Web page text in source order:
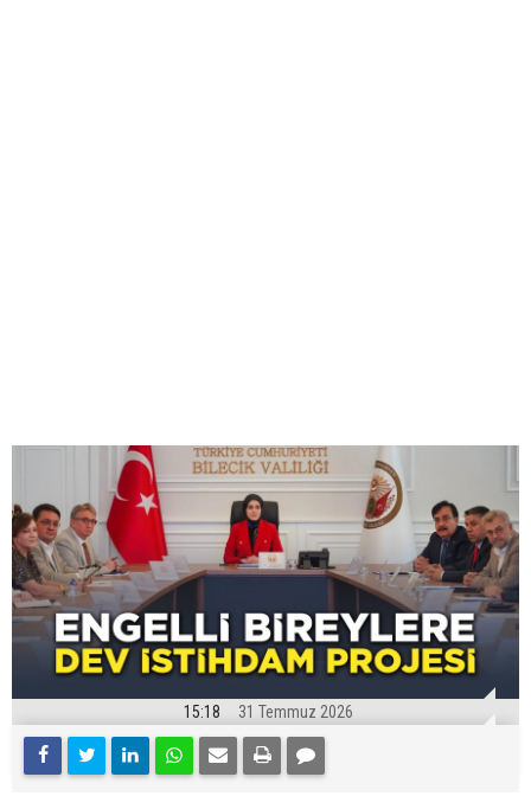
15:18 31 Temmuz 2026